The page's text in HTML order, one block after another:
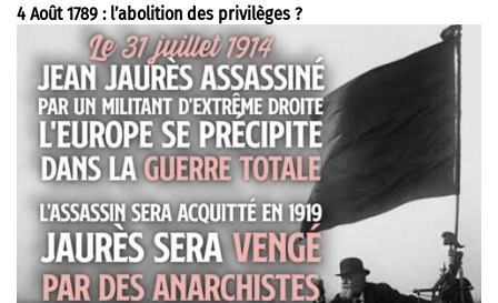
4 Août 1789 : l’abolition des privilèges ?